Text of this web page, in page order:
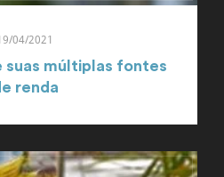
04/2021
suas múltiplas fontes
renda